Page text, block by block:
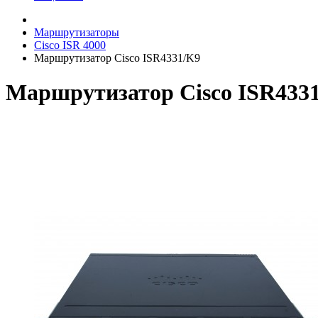
Маршрутизаторы
Cisco ISR 4000
Маршрутизатор Cisco ISR4331/K9
Маршрутизатор Cisco